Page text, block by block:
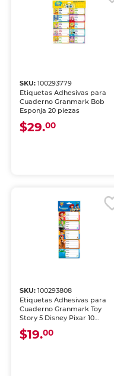
SKU:100293779
Etiquetas Adhesivas para
Cuaderno Granmark Bob
Esponja 20 piezas
$29.00
SKU:100293808
Etiquetas Adhesivas para
Cuaderno Granmark Toy
Story 5 Disney Pixar 10
piezas
$19.00